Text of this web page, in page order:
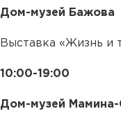
Дом-музей Бажова
Выставка «Жизнь и
10:00-19:00
Дом-музей Мамина-